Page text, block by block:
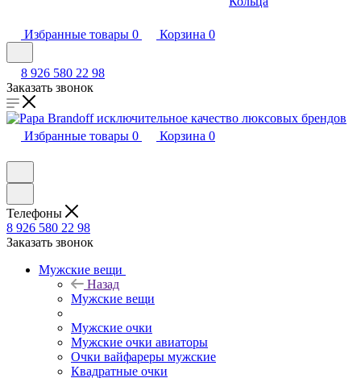
Избранные товары 0 Корзина 0
8 926 580 22 98
Заказать звонок
Избранные товары 0 Корзина 0
Телефоны
8 926 580 22 98
Заказать звонок
Мужские вещи
Назад
Мужские вещи
Мужские очки
Мужские очки авиаторы
Очки вайфареры мужские
Квадратные очки